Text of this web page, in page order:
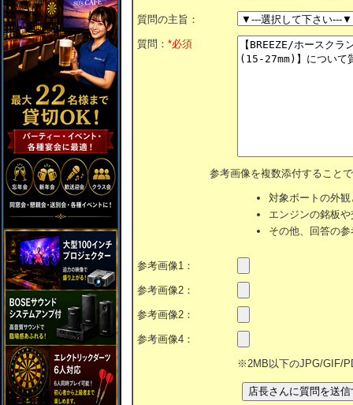
質問の主旨：
質問： *必須
参考画像を複数添付すること
対象ボートの外
エンジンの銘板
その他、回答の
参考画像1：
参考画像2：
参考画像2：
参考画像4：
※2MB以下のJPG/GIF/